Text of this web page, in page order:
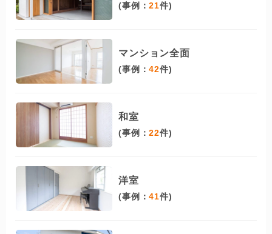
(事例：21件)
マンション全面
(事例：42件)
和室
(事例：22件)
洋室
(事例：41件)